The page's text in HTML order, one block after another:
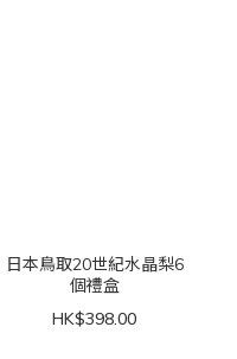
日本鳥取20世紀水晶梨6
個禮盒
HK$398.00